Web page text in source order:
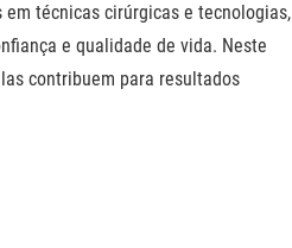
técnicas cirúrgicas e tecnologias,
e qualidade de vida. Neste
contribuem para resultados